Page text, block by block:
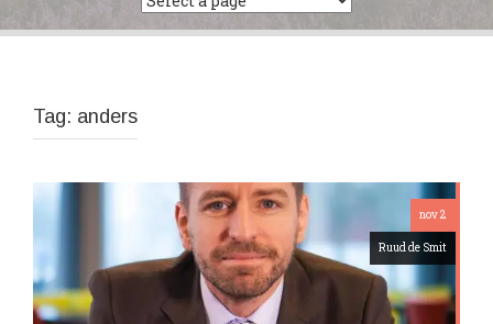
Tag: anders
nov 2
Ruud de Smit